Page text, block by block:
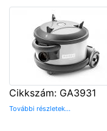
Cikkszám: GA3931
További részletek...